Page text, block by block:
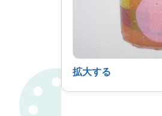
拡大する